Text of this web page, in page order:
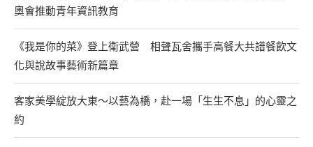
奧會推動青年資訊教育
《我是你的菜》登上衛武營 相聲瓦舍攜手高餐大共譜餐飲文
化與說故事藝術新篇章
客家美學綻放大東～以藝為橋，赴一場「生生不息」的心靈之
約